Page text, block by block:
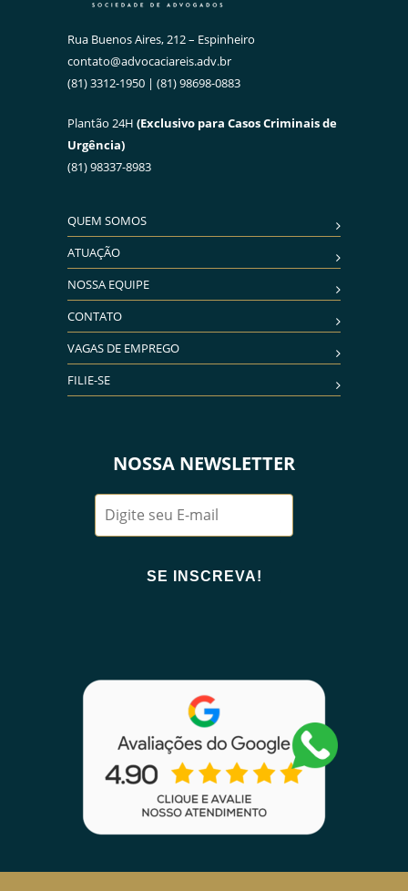
Rua Buenos Aires, 212 – Espinheiro
contato@advocaciareis.adv.br
(81) 3312-1950 | (81) 98698-0883
Plantão 24H (Exclusivo para Casos Criminais de
Urgência)
(81) 98337-8983
QUEM SOMOS
ATUAÇÃO
NOSSA EQUIPE
CONTATO
VAGAS DE EMPREGO
FILIE-SE
NOSSA NEWSLETTER